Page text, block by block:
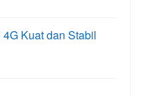
Kuat dan Stabil